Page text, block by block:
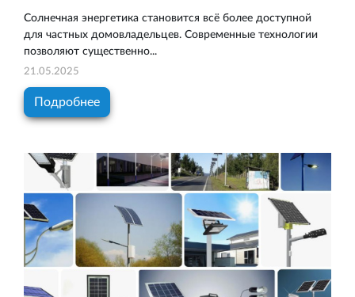
Солнечная энергетика становится всё более доступной
для частных домовладельцев. Современные технологии
позволяют существенно...
21.05.2025
Подробнее